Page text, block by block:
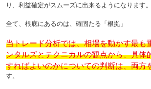
り、利益確定がスムーズに出来るようになります。
全て、根底にあるのは、確固たる「根拠」
当トレード分析では、相場を動かす最も
ンタルズとテクニカルの観点から、具体
すればよいのかについての判断は、両方
す。